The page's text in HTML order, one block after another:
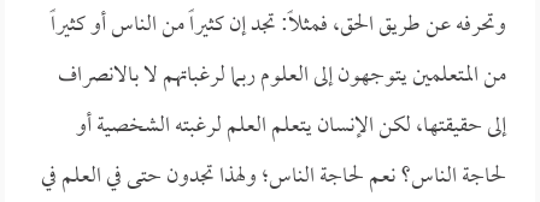
وتحرفه عن طريق الحق، فمثلاً: تجد إن كثيراً من الناس أو كثيراً
من المتعلمين يتوجهون إلى العلوم ربما لرغباتهم لا بالانصراف
إلى حقيقتها، لكن الإنسان يتعلم العلم لرغبته الشخصية أو
لحاجة الناس؟ نعم لحاجة الناس؛ ولهذا تجدون حتى في العلم في